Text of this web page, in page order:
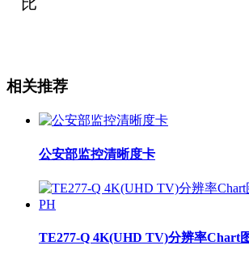
相关推荐
公安部监控清晰度卡
TE277-Q 4K(UHD TV)分辨率Chart